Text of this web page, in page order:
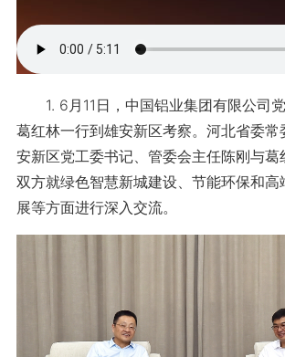
1. 6月11日，中国铝业集团有限公司
葛红林一行到雄安新区考察。河北省委常
安新区党工委书记、管委会主任陈刚与葛
双方就绿色智慧新城建设、节能环保和高
展等方面进行深入交流。